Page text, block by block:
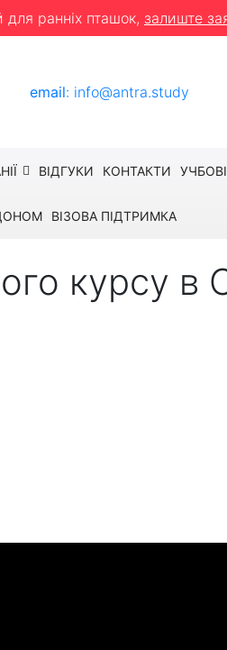
ранніх пташок, залиште
email: info@antra.study
ВІДГУКИ КОНТАКТИ
ВІЗОВА ПІДТРИМКА
курсу в